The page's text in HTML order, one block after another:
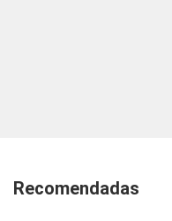
Recomendadas